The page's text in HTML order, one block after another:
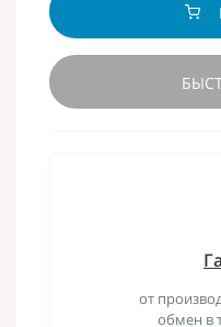
от
обмен в